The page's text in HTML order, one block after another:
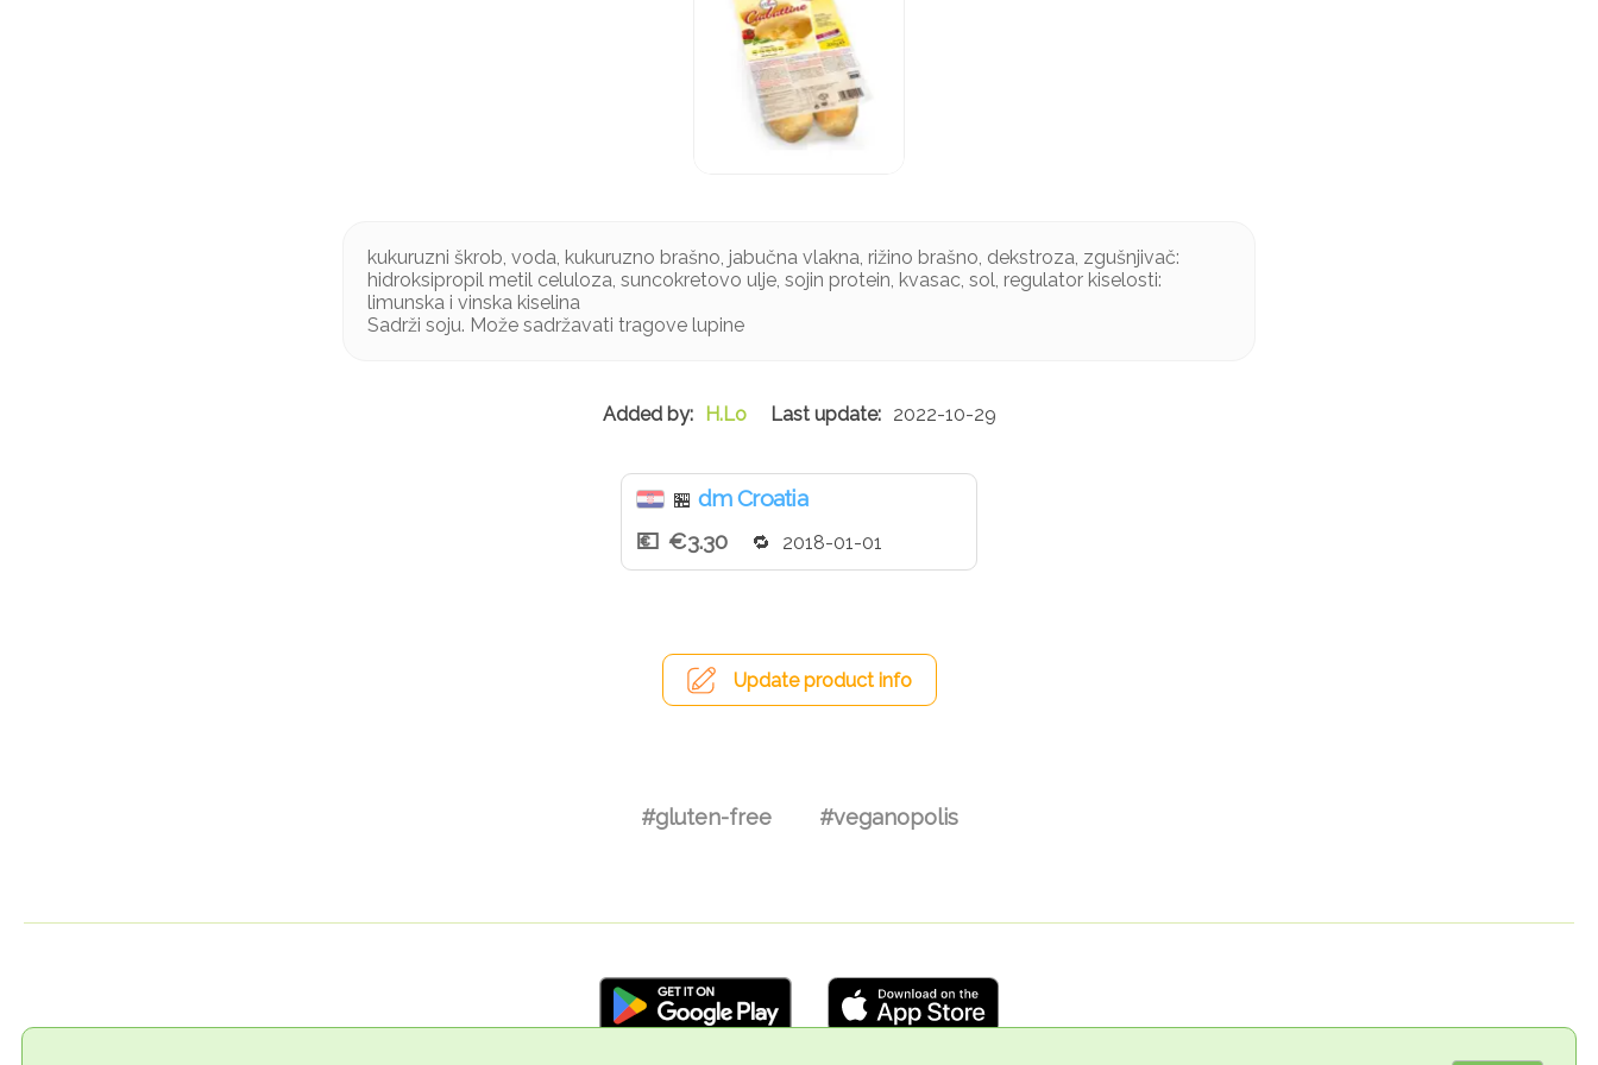
kukuruzni škrob, voda, kukuruzno brašno, jabučna vlakna, rižino brašno, dekstroza, zgušnjivač:
hidroksipropil metil celuloza, suncokretovo ulje, sojin protein, kvasac, sol, regulator kiselosti:
limunska i vinska kiselina
Sadrži soju. Može sadržavati tragove lupine
H.Lo 2022-10-29
🏪 dm Croatia
€3.30
2018-01-01
Update product info
#gluten-free #veganopolis